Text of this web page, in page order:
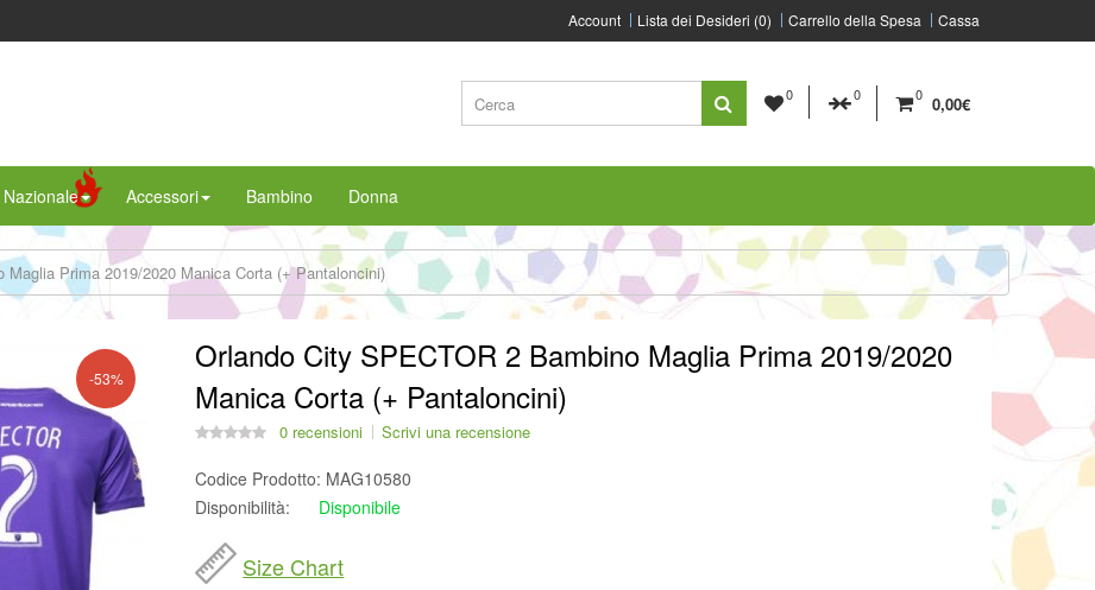
Account Lista dei Desideri (0) Carrello della Spesa Cassa
0 0 0 0,00€
Accessori Bambino Donna
Maglia Prima 2019/2020 Manica Corta (+ Pantaloncini)
-53%
Orlando City SPECTOR 2 Bambino Maglia Prima 2019/2020
Manica Corta (+ Pantaloncini)
0 recensioni Scrivi una recensione
Codice Prodotto: MAG10580
Disponibilità:
Disponibile
Size Chart